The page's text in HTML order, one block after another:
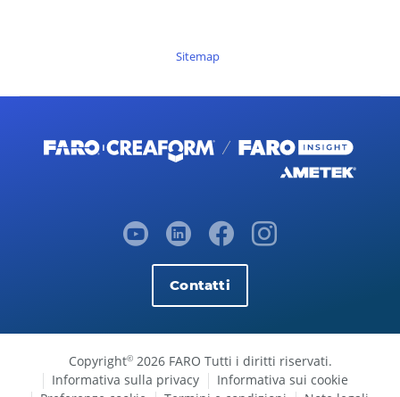
Sitemap
Contatti
Copyright©2026 FARO Tutti i diritti riservati.
Informativa sulla privacy
Informativa sui cookie